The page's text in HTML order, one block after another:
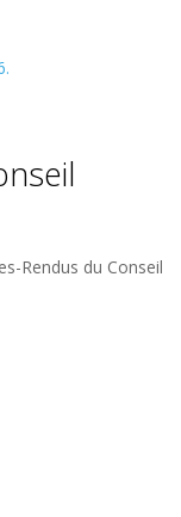
Rendus du Conseil